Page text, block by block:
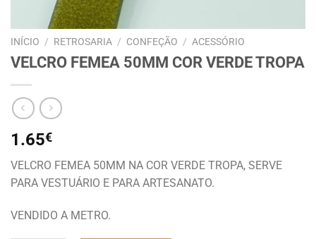
INÍCIO / RETROSARIA / CONFEÇÃO / ACESSÓRIO
VELCRO FEMEA 50MM COR VERDE TROPA
1.65€
VELCRO FEMEA 50MM NA COR VERDE TROPA, SERVE
PARA VESTUÁRIO E PARA ARTESANATO.
VENDIDO A METRO.